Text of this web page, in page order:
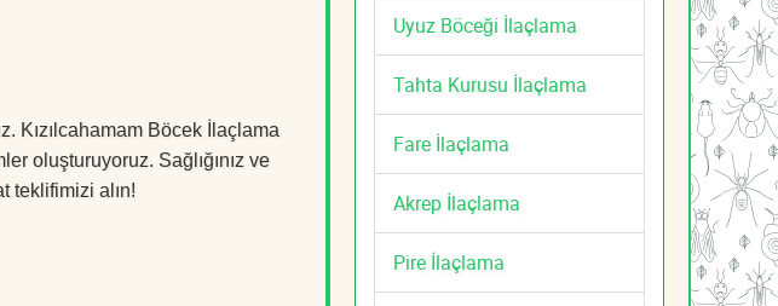
Kızılcahamam Böcek İlaçlama
oluşturuyoruz. Sağlığınız ve
teklifimizi alın!
Uyuz Böceği İlaçlama
Tahta Kurusu İlaçlama
Fare İlaçlama
Akrep İlaçlama
Pire İlaçlama